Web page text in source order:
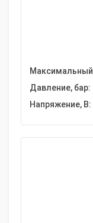
Давление, бар:
Напряжение, В: